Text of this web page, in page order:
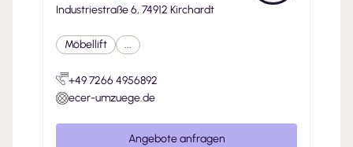
Industriestraße 6, 74912 Kirchardt
Möbellift ...
+49 7266 4956892
ecer-umzuege.de
Angebote anfragen